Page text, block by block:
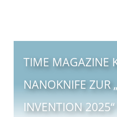
TIME MAGAZINE
NANOKNIFE ZUR
INVENTION 2025“